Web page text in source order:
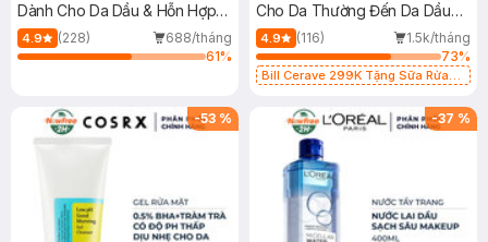
Dành Cho Da Dầu & Hỗn Hợp
500ml
4.9 (228)
688/tháng
61%
Cho Da Thường Đến Da Dầu
473ml
4.9 (116)
1.5k/tháng
73%
Bill Cerave 299K Tặng Sữa Rửa
-53 % -37 %